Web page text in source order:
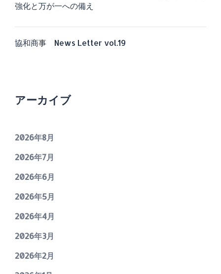
強化と万が一への備え
協和商事 News Letter vol.19
アーカイブ
2026年8月
2026年7月
2026年6月
2026年5月
2026年4月
2026年3月
2026年2月